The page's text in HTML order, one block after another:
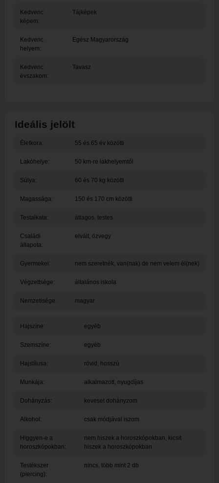
Kedvenc
képem:
Tájképek
Kedvenc
helyem:
Egész Magyarország
Kedvenc
évszakom:
Tavasz
Ideális jelölt
Életkora: 55 és 65 év közötti
Lakóhelye: 50 km-re lakhelyemtől
Súlya: 60 és 70 kg közötti
Magassága: 150 és 170 cm közötti
Testalkata: átlagos, testes
Családi
állapota:
elvált, özvegy
Gyermekei: nem szeretnék, van(nak) de nem velem él(nek)
Végzettsége: általános iskola
Nemzetisége: magyar
Hajszíne: egyéb
Szemszíne: egyéb
Hajstílusa: rövid, hosszú
Munkája: alkalmazott, nyugdíjas
Dohányzás: keveset dohányzom
Alkohol: csak módjával iszom
Higgyen-e a
horoszkópokban:
nem hiszek a horoszkópokban, kicsit
hiszek a horoszkópokban
Testékszer
(piercing):
nincs, több mint 2 db